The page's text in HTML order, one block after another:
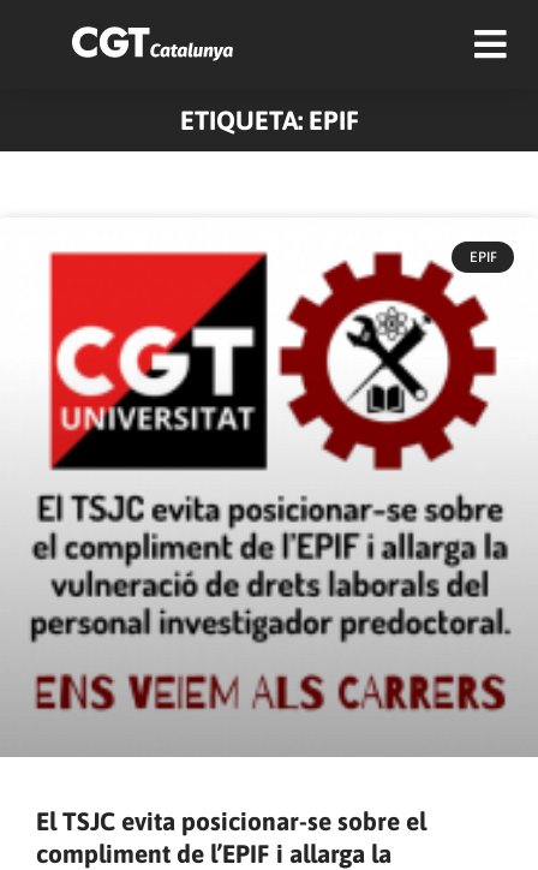
ETIQUETA: EPIF
EPIF
El TSJC evita posicionar-se sobre el
compliment de l’EPIF i allarga la